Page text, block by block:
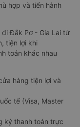
hợp và tiến hành
Đắk Pơ - Gia Lai từ
tiện lợi khi
toán khác nhau
hàng tiện lợi và
tế (Visa, Master
ký thanh toán trực